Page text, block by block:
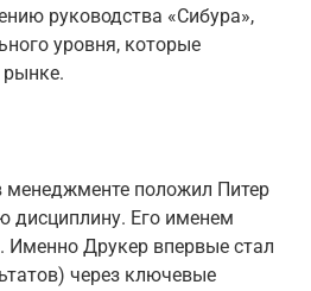
руководства «Сибура»,
уровня, которые
рынке.
менеджменте положил Питер
дисциплину. Его именем
Друкер впервые стал
через ключевые